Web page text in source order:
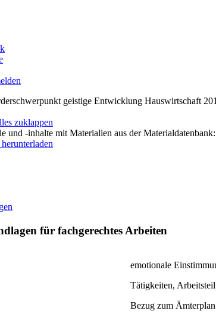
geistige Entwicklung Hauswirtschaft
zuklappen
und -inhalte mit Materialien aus der
für fachgerechtes Arbeiten
emotionale
Tätigkeiten,
Bezug zum Ämterplan